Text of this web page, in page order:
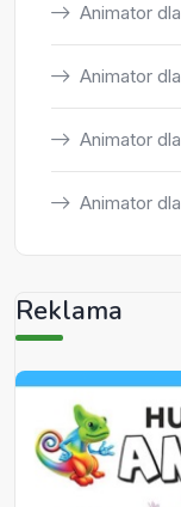
Animator
Animator
Animator
Animator
Reklama